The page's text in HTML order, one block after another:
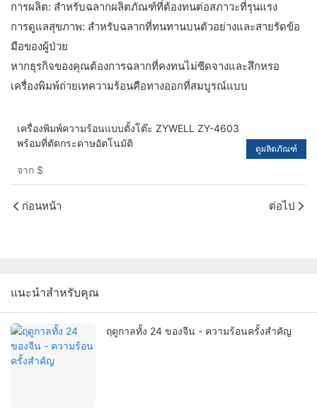
การผลิต: สำหรับฉลากผลิตภัณฑ์ที่ต้องทนต่อสภาวะที่รุนแรง
การดูแลสุขภาพ: สำหรับฉลากที่ทนทานบนตัวอย่างและสายรัดข้อ
มือของผู้ป่วย
หากธุรกิจของคุณต้องการฉลากที่คงทนไม่ซีดจางและสึกหรอ
เครื่องพิมพ์ถ่ายเทความร้อนคือทางออกที่สมบูรณ์แบบ
เครื่องพิมพ์ความร้อนแบบตั้งโต๊ะ ZYWELL ZY-4603
พร้อมที่ตัดกระดาษอัตโนมัติ
จาก $
ดูผลิตภัณฑ์
ก่อนหน้า ต่อไป
แนะนำสำหรับคุณ
ฤดูกาลทั้ง 24 ของจีน - ความร้อนครั้งสำคัญ